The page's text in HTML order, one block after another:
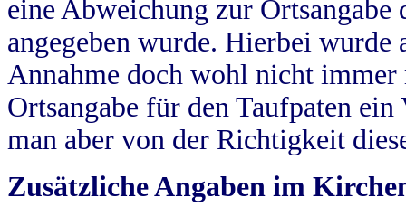
eine Abweichung zur
angegeben wurde. Hierbei wurde
Annahme doch wohl nicht
Ortsangabe für den Taufpaten
man aber von der Richtigkeit
Zusätzliche Angaben im